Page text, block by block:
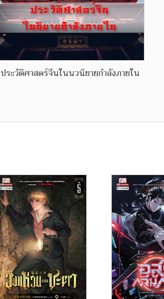
ประวัติศาสตร์จีนในนวนิยายกำลังภายใน